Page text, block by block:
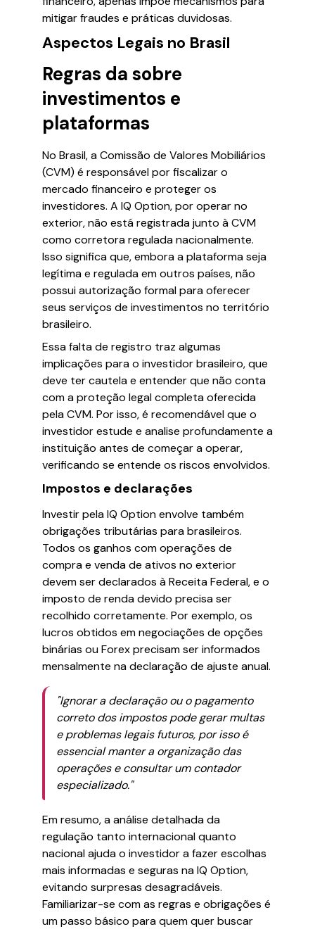
mitigar fraudes e práticas duvidosas.
Aspectos Legais no Brasil
Regras da sobre
investimentos e
plataformas
No Brasil, a Comissão de Valores Mobiliários
(CVM) é responsável por fiscalizar o
mercado financeiro e proteger os
investidores. A IQ Option, por operar no
exterior, não está registrada junto à CVM
como corretora regulada nacionalmente.
Isso significa que, embora a plataforma seja
legítima e regulada em outros países, não
possui autorização formal para oferecer
seus serviços de investimentos no território
brasileiro.
Essa falta de registro traz algumas
implicações para o investidor brasileiro, que
deve ter cautela e entender que não conta
com a proteção legal completa oferecida
pela CVM. Por isso, é recomendável que o
investidor estude e analise profundamente a
instituição antes de começar a operar,
verificando se entende os riscos envolvidos.
Impostos e declarações
Investir pela IQ Option envolve também
obrigações tributárias para brasileiros.
Todos os ganhos com operações de
compra e venda de ativos no exterior
devem ser declarados à Receita Federal, e o
imposto de renda devido precisa ser
recolhido corretamente. Por exemplo, os
lucros obtidos em negociações de opções
binárias ou Forex precisam ser informados
mensalmente na declaração de ajuste anual.
"Ignorar a declaração ou o pagamento
correto dos impostos pode gerar multas
e problemas legais futuros, por isso é
essencial manter a organização das
operações e consultar um contador
especializado."
Em resumo, a análise detalhada da
regulação tanto internacional quanto
nacional ajuda o investidor a fazer escolhas
mais informadas e seguras na IQ Option,
evitando surpresas desagradáveis.
Familiarizar-se com as regras e obrigações é
um passo básico para quem quer buscar